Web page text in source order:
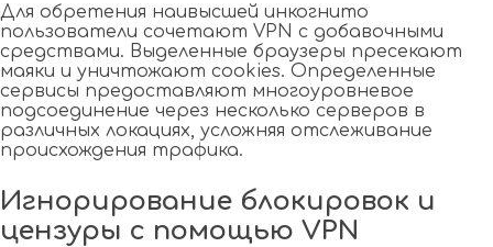
Для обретения наивысшей инкогнито
пользователи сочетают VPN с добавочными
средствами. Выделенные браузеры пресекают
маяки и уничтожают cookies. Определенные
сервисы предоставляют многоуровневое
подсоединение через несколько серверов в
различных локациях, усложняя отслеживание
происхождения трафика.
Игнорирование блокировок и
цензуры с помощью VPN